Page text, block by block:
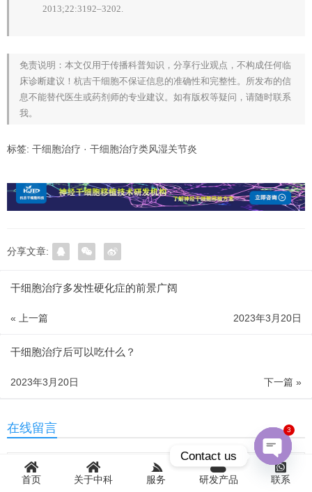
2013;22:3192–3202.
免责说明：本文仅用于传播科普知识，分享行业观点，不构成任何临
床诊断建议！杭吉干细胞不保证信息的准确性和完整性。所发布的信
息不能替代医生或药剂师的专业建议。如有版权等疑问，请随时联系
我。
标签: 干细胞治疗 · 干细胞治疗类风湿关节炎
分享文章:
干细胞治疗多发性硬化症的前景广阔
« 上一篇 2023年3月20日
干细胞治疗后可以吃什么？
下一篇 »
2023年3月20日
在线留言
首页 关于中科 服务 研发产品 联系
Contact us
Open
3